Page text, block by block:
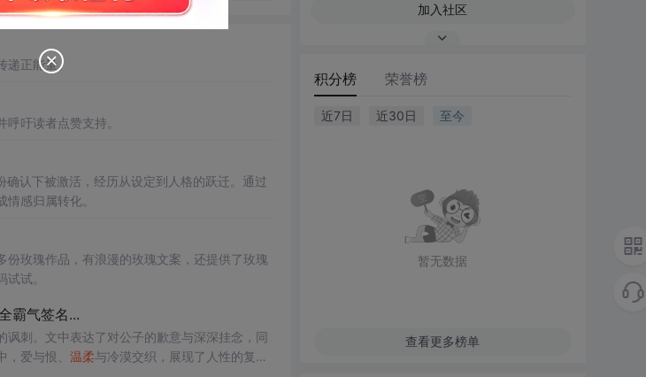
正能量。
吁读者点赞支持。
确认下被激活，经历从设定到人格的跃迁。通过
感归属转化。
玫瑰作品，有浪漫的玫瑰文案，还提供了玫瑰
试。
霸气签名...
刺。文中表达了对公子的歉意与深深挂念，同
爱与恨、 温柔与冷漠交织，展现了人性的复杂
加入社区
积分榜 荣誉榜
近7日 近30日 至今
暂无数据
查看更多榜单